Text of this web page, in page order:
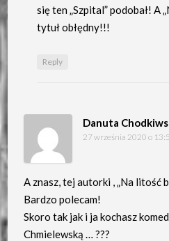
się ten „Szpital” podobał! A
tytuł obłędny!!!
Reply
Danuta
27 września 2020 o
A znasz, tej autorki , „Na litość
Bardzo polecam!
Skoro tak jak i ja kochasz
Chmielewską … ???